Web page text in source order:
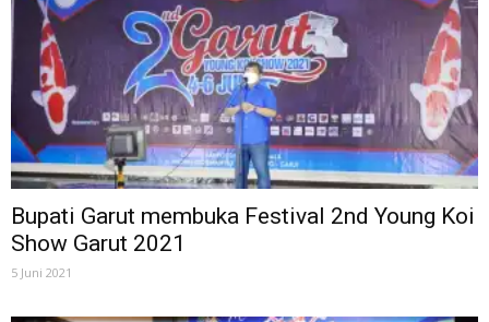
Bupati Garut membuka Festival 2nd Young Koi
Show Garut 2021
5 Juni 2021